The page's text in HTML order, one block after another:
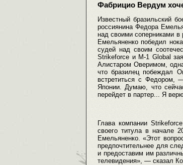
Фабрицио Вердум
Известный бразильский
россиянина Федора
над своими соперниками
Емельяненко победил
судей над своим
Strikeforce и M-1 Global
Алистаром Оверимом,
что бразилец побеждал
встретиться с
Японии. Думаю, что
перейдет в партер... Я
Глава компании
своего титула в начале
Емельяненко. «Этот
предпочтительнее для
и предоставим им
телевидения», — сказал